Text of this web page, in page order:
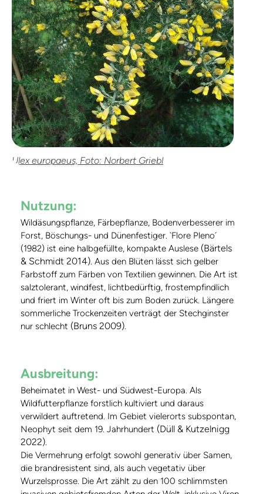
Ulex europaeus, Foto: Norbert Griebl
Nutzung:
Wildäsungspflanze, Färbepflanze, Bodenverbesserer im
Forst, Böschungs- und Dünenfestiger. `Flore Pleno´
(1982) ist eine halbgefüllte, kompakte Auslese (Bärtels
& Schmidt 2014). Aus den Blüten lässt sich gelber
Farbstoff zum Färben von Textilien gewinnen. Die Art ist
salztolerant, windfest, lichtbedürftig, frostempfindlich
und friert im Winter oft bis zum Boden zurück. Längere
sommerliche Trockenzeiten verträgt der Stechginster
nur schlecht (Bruns 2009).
Ausbreitung:
Beheimatet in West- und Südwest-Europa. Als
Wildfutterpflanze forstlich kultiviert und daraus
verwildert auftretend. Im Gebiet vielerorts subspontan,
Neophyt seit dem 19. Jahrhundert (Düll & Kutzelnigg
2022).
Die Vermehrung erfolgt sowohl generativ über Samen,
die brandresistent sind, als auch vegetativ über
Wurzelsprosse. Die Art zählt zu den 100 schlimmsten